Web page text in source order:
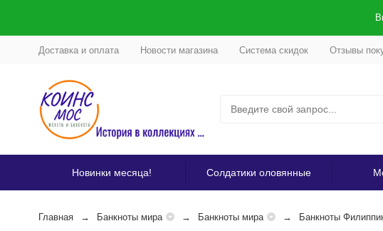
Доставка и оплата Новости магазина Система скидок Отзывы
Новинки месяца! Солдатики оловянные
Главная Банкноты мира Банкноты мира Банкноты